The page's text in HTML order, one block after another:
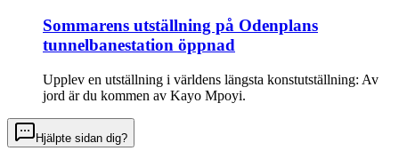
Sommarens utställning på Odenplans
tunnelbanestation öppnad
Upplev en utställning i världens längsta konstutställning: Av
jord är du kommen av Kayo Mpoyi.
Hjälpte sidan dig?